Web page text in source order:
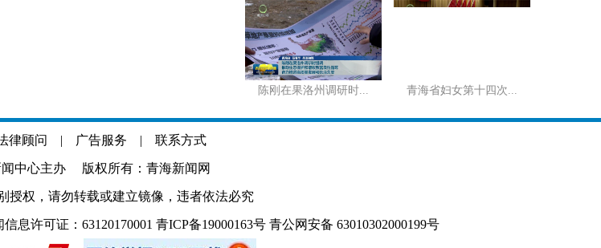
陈刚在果洛州调研时... 青海省妇女第十四次...
律顾问 | 广告服务 | 联系方式
闻中心主办 版权所有：青海新闻网
授权，请勿转载或建立镜像，违者依法必究
息许可证：63120170001 青ICP备19000163号 青公网安备 63010302000199号